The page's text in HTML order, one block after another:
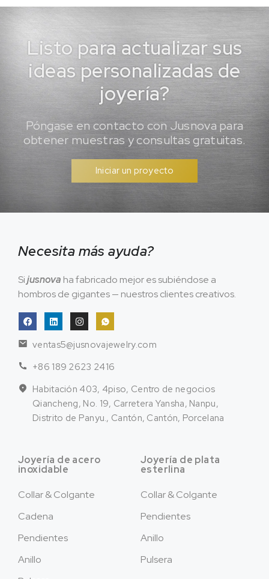
Listo para actualizar sus
ideas personalizadas de
joyería?
Póngase en contacto con Jusnova para
obtener muestras y consultas gratuitas.
Iniciar un proyecto
Necesita más ayuda?
Sijusnova ha fabricado mejor es subiéndose a
hombros de gigantes — nuestros clientes creativos.
ventas5@jusnovajewelry.com
+86 189 2623 2416
Habitación 403, 4piso, Centro de negocios
Qiancheng, No. 19, Carretera Yansha, Nanpu,
Distrito de Panyu., Cantón, Cantón, Porcelana
Joyería de acero
inoxidable
Collar & Colgante
Cadena
Pendientes
Anillo
Joyería de plata
esterlina
Collar & Colgante
Pendientes
Anillo
Pulsera